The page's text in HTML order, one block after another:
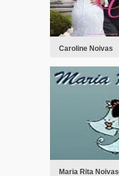
Caroline Noivas
Maria Rita Noivas